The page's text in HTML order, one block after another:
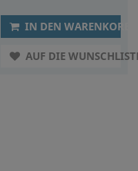
IN DEN WARENKORB
AUF DIE